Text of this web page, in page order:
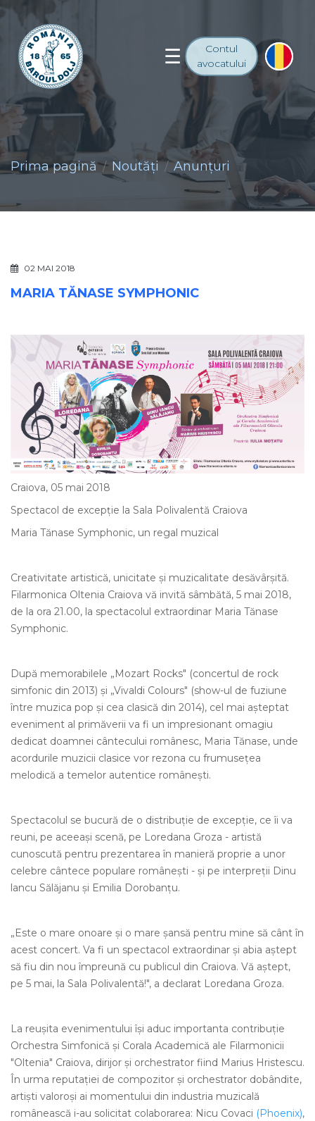
Contul
avocatului
Prima pagină Noutăţi Anunţuri
02 MAI 2018
MARIA TĂNASE SYMPHONIC
Craiova, 05 mai 2018
Spectacol de excepţie la Sala Polivalentă Craiova
Maria Tănase Symphonic, un regal muzical
Creativitate artistică, unicitate şi muzicalitate desăvârşită.
Filarmonica Oltenia Craiova vă invită sâmbătă, 5 mai 2018,
de la ora 21.00, la spectacolul extraordinar Maria Tănase
Symphonic.
După memorabilele „Mozart Rocks" (concertul de rock
simfonic din 2013) şi „Vivaldi Colours" (show-ul de fuziune
între muzica pop şi cea clasică din 2014), cel mai aşteptat
eveniment al primăverii va fi un impresionant omagiu
dedicat doamnei cântecului românesc, Maria Tănase, unde
acordurile muzicii clasice vor rezona cu frumuseţea
melodică a temelor autentice româneşti.
Spectacolul se bucură de o distribuţie de excepţie, ce îi va
reuni, pe aceeaşi scenă, pe Loredana Groza - artistă
cunoscută pentru prezentarea în manieră proprie a unor
celebre cântece populare româneşti - şi pe interpreţii Dinu
lancu Sălăjanu şi Emilia Dorobanţu.
„Este o mare onoare şi o mare şansă pentru mine să cânt în
acest concert. Va fi un spectacol extraordinar şi abia aştept
să fiu din nou împreună cu publicul din Craiova. Vă aştept,
pe 5 mai, la Sala Polivalentă!", a declarat Loredana Groza.
La reuşita evenimentului îşi aduc importanta contribuţie
Orchestra Simfonică şi Corala Academică ale Filarmonicii
"Oltenia" Craiova, dirijor şi orchestrator fiind Marius Hristescu.
În urma reputaţiei de compozitor şi orchestrator dobândite,
artişti valoroşi ai momentului din industria muzicală
românească i-au solicitat colaborarea: Nicu Covaci (Phoenix),